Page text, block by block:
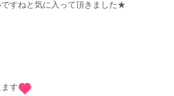
すねと気に入って頂きました★
す